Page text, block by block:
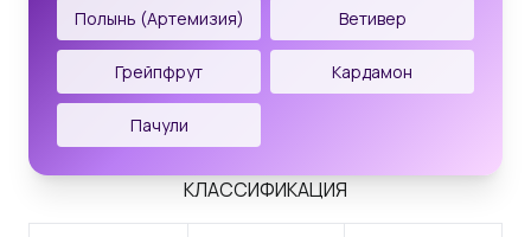
Полынь (Артемизия) Ветивер
Грейпфрут Кардамон
Пачули
КЛАССИФИКАЦИЯ